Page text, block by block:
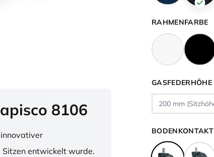
8106
entwickelt wurde.
RAHMENFARBE
GASFEDERHÖHE
BODENKONTAKT